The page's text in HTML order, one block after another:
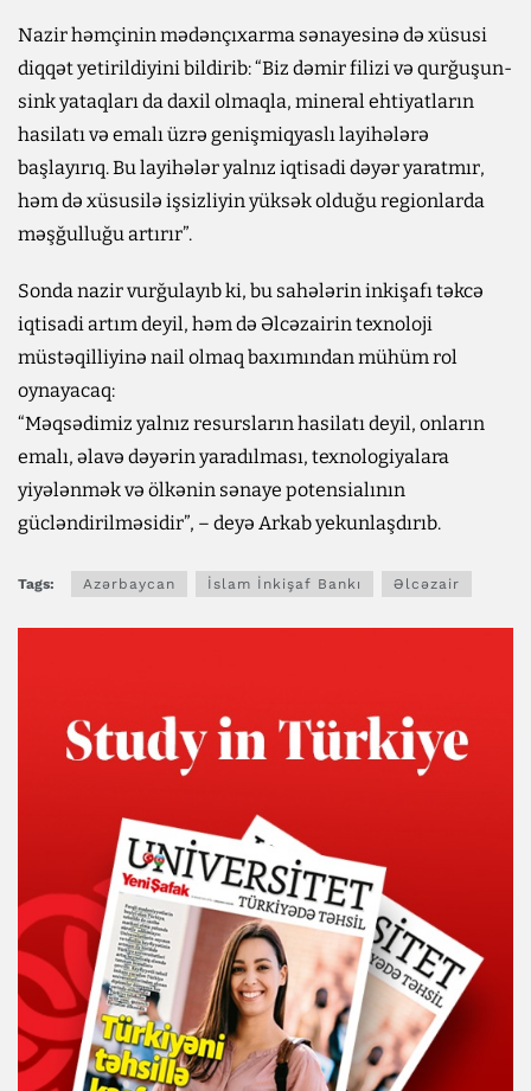
Nazir həmçinin mədənçıxarma sənayesinə də xüsusi
diqqət yetirildiyini bildirib: “Biz dəmir filizi və qurğuşun-
sink yataqları da daxil olmaqla, mineral ehtiyatların
hasilatı və emalı üzrə genişmiqyaslı layihələrə
başlayırıq. Bu layihələr yalnız iqtisadi dəyər yaratmır,
həm də xüsusilə işsizliyin yüksək olduğu regionlarda
məşğulluğu artırır”.
Sonda nazir vurğulayıb ki, bu sahələrin inkişafı təkcə
iqtisadi artım deyil, həm də Əlcəzairin texnoloji
müstəqilliyinə nail olmaq baxımından mühüm rol
oynayacaq:
“Məqsədimiz yalnız resursların hasilatı deyil, onların
emalı, əlavə dəyərin yaradılması, texnologiyalara
yiyələnmək və ölkənin sənaye potensialının
gücləndirilməsidir”, – deyə Arkab yekunlaşdırıb.
Tags: Azərbaycan İslam İnkişaf Bankı Əlcəzair